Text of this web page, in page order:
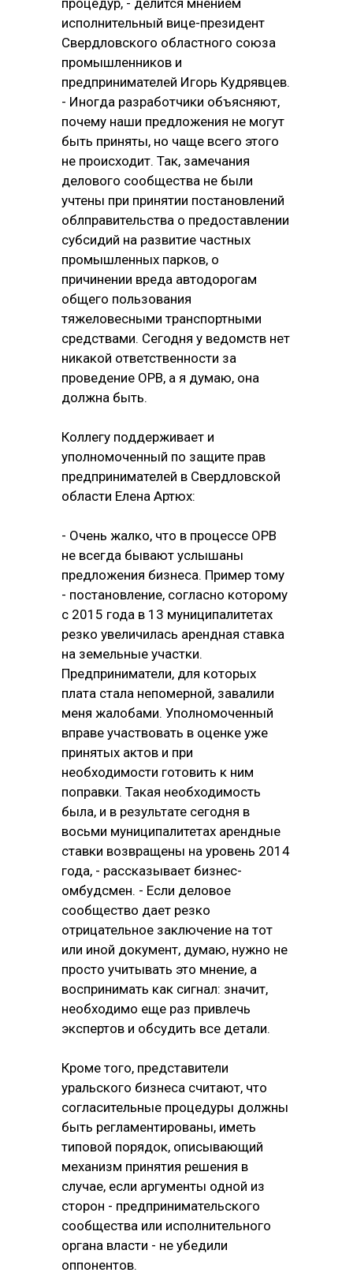
процедур, - делится мнением
исполнительный вице-президент
Свердловского областного союза
промышленников и
предпринимателей Игорь Кудрявцев.
- Иногда разработчики объясняют,
почему наши предложения не могут
быть приняты, но чаще всего этого
не происходит. Так, замечания
делового сообщества не были
учтены при принятии постановлений
облправительства о предоставлении
субсидий на развитие частных
промышленных парков, о
причинении вреда автодорогам
общего пользования
тяжеловесными транспортными
средствами. Сегодня у ведомств нет
никакой ответственности за
проведение ОРВ, а я думаю, она
должна быть.
Коллегу поддерживает и
уполномоченный по защите прав
предпринимателей в Свердловской
области Елена Артюх:
- Очень жалко, что в процессе ОРВ
не всегда бывают услышаны
предложения бизнеса. Пример тому
- постановление, согласно которому
с 2015 года в 13 муниципалитетах
резко увеличилась арендная ставка
на земельные участки.
Предприниматели, для которых
плата стала непомерной, завалили
меня жалобами. Уполномоченный
вправе участвовать в оценке уже
принятых актов и при
необходимости готовить к ним
поправки. Такая необходимость
была, и в результате сегодня в
восьми муниципалитетах арендные
ставки возвращены на уровень 2014
года, - рассказывает бизнес-
омбудсмен. - Если деловое
сообщество дает резко
отрицательное заключение на тот
или иной документ, думаю, нужно не
просто учитывать это мнение, а
воспринимать как сигнал: значит,
необходимо еще раз привлечь
экспертов и обсудить все детали.
Кроме того, представители
уральского бизнеса считают, что
согласительные процедуры должны
быть регламентированы, иметь
типовой порядок, описывающий
механизм принятия решения в
случае, если аргументы одной из
сторон - предпринимательского
сообщества или исполнительного
органа власти - не убедили
оппонентов.